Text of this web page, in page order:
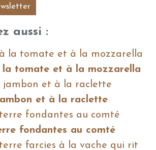
aussi :
la tomate et à la mozzarella
et à la raclette
fondantes au comté